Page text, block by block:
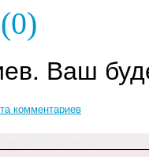
Ваш
комментариев